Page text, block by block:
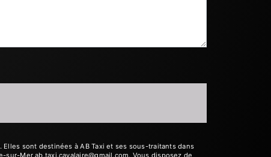
sont destinées à AB Taxi et ses sous-traitants dans
Mer ab.taxi.cavalaire@gmail.com. Vous disposez de